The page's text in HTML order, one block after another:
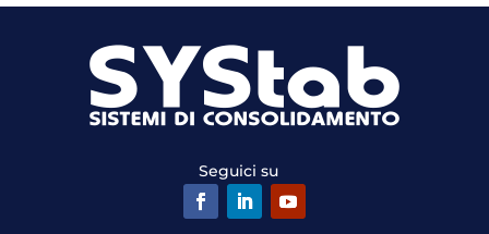
Seguici su